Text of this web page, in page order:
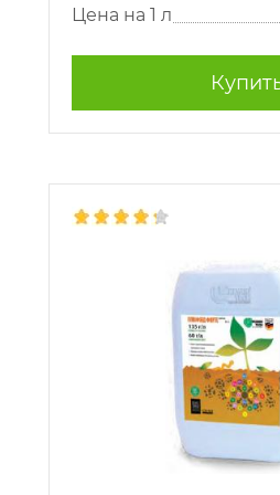
Цена на 1 л